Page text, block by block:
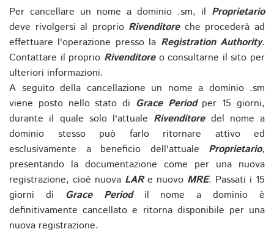
Per cancellare un nome a dominio .sm, il Proprietario
deve rivolgersi al proprio Rivenditoreche procederà ad
effettuare l'operazione presso la Registration Authority.
Contattare il proprio Rivenditoreo consultarne il sito per
ulteriori informazioni.
A seguito della cancellazione un nome a dominio .sm
viene posto nello stato di Grace Periodper 15 giorni,
durante il quale solo l'attuale Rivenditoredel nome a
dominio stesso può farlo ritornare attivo ed
esclusivamente a beneficio dell'attuale Proprietario,
presentando la documentazione come per una nuova
registrazione, cioè nuova LARe nuovo MRE. Passati i 15
giorni di Grace Periodil nome a dominio è
definitivamente cancellato e ritorna disponibile per una
nuova registrazione.